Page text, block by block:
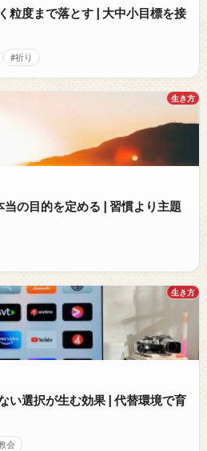
粒度まで落とす | 大中小目標を接
#祈り
生き方
の目的を定める | 習慣より主題
生き方
い選択が生む効果 | 代替環境で育
会